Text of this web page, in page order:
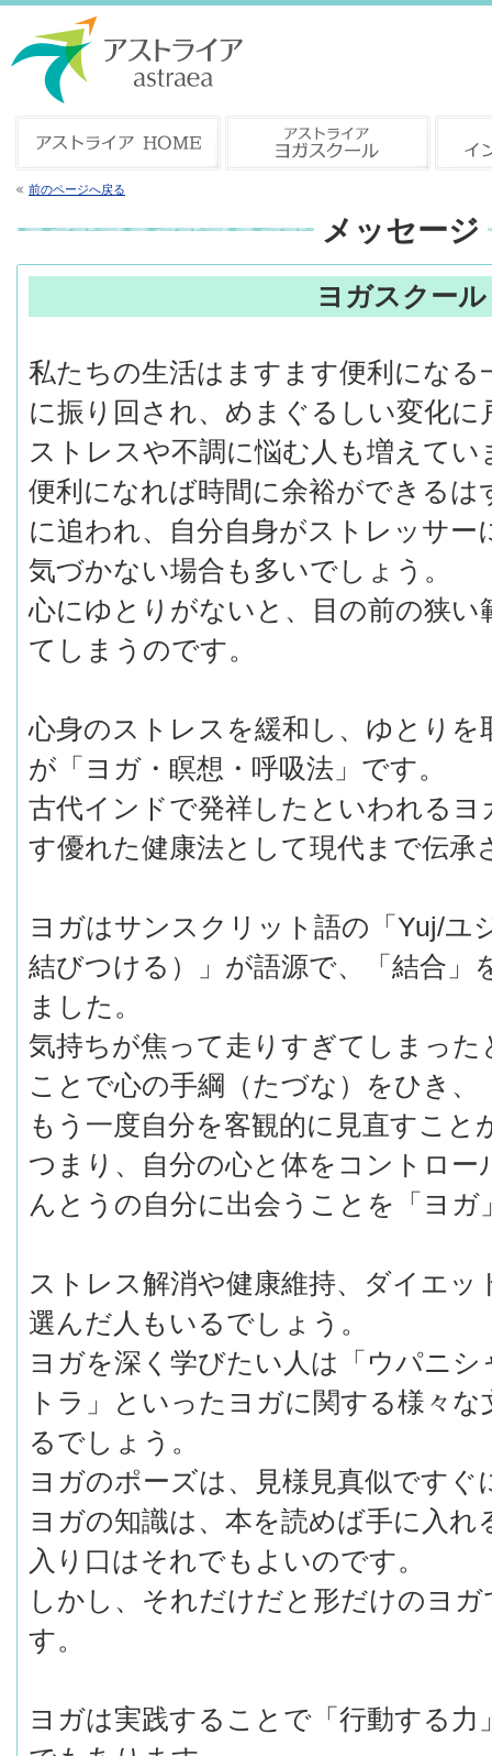
前のページへ戻る
メッセージ
ヨガスクール
私たちの生活はますます便利になる
に振り回され、めまぐるしい変化に
ストレスや不調に悩む人も増えてい
便利になれば時間に余裕ができるは
に追われ、自分自身がストレッサ
気づかない場合も多いでしょう。
心にゆとりがないと、目の前の狭い
てしまうのです。
心身のストレスを緩和し、ゆとりを
が「ヨガ・瞑想・呼吸法」です。
古代インドで発祥したといわれるヨ
す優れた健康法として現代まで伝承
ヨガはサンスクリット語の「Yuj/ユ
結びつける）」が語源で、「結合」
ました。
気持ちが焦って走りすぎてしまっ
ことで心の手綱（たづな）をひき、
もう一度自分を客観的に見直すこと
つまり、自分の心と体をコントロー
んとうの自分に出会うことを「ヨガ
ストレス解消や健康維持、ダイエ
選んだ人もいるでしょう。
ヨガを深く学びたい人は「ウパニ
トラ」といったヨガに関する様々
るでしょう。
ヨガのポーズは、見様見真似ですぐ
ヨガの知識は、本を読めば手に入
入り口はそれでもよいのです。
しかし、それだけだと形だけのヨ
す。
ヨガは実践することで「行動する